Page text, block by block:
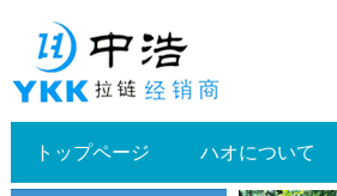
トップページ ハオについて